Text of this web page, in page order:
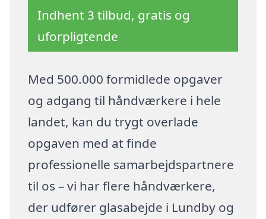
Indhent 3 tilbud, gratis og
uforpligtende
Med 500.000 formidlede opgaver
og adgang til håndværkere i hele
landet, kan du trygt overlade
opgaven med at finde
professionelle samarbejdspartnere
til os – vi har flere håndværkere,
der udfører glasabejde i Lundby og